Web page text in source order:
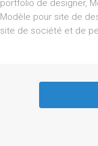
portfolio de designer,
Modèle pour site de
site de société et de